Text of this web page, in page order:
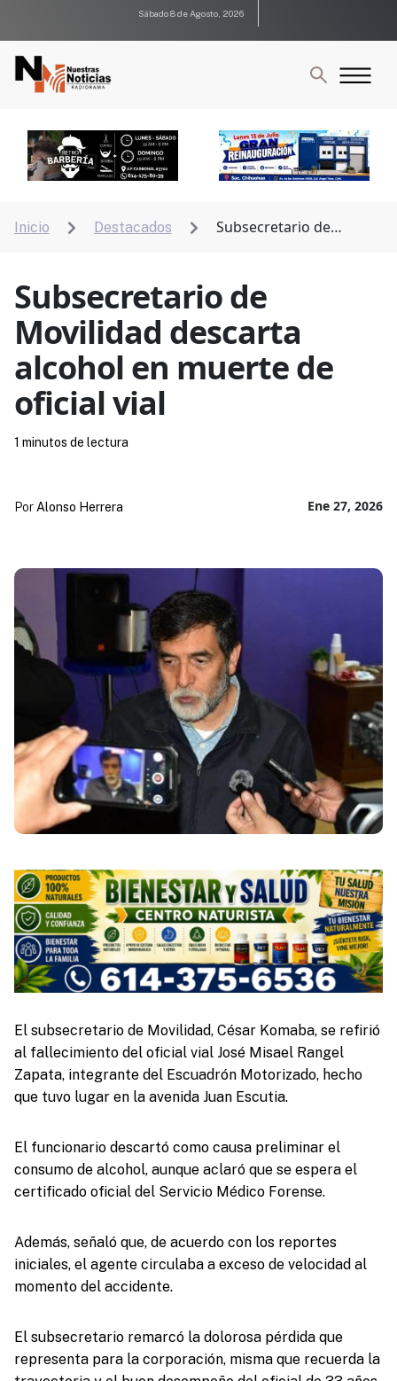
Sábado 8 de Agosto, 2026
Inicio  Destacados 
Subsecretario de
Subsecretario de
Movilidad descarta
alcohol en muerte de
oficial vial
Ene 27, 2026
Por Alonso Herrera
1 minutos de lectura
El subsecretario de Movilidad, César Komaba, se refirió
al fallecimiento del oficial vial José Misael Rangel
Zapata, integrante del Escuadrón Motorizado, hecho
que tuvo lugar en la avenida Juan Escutia.
El funcionario descartó como causa preliminar el
consumo de alcohol, aunque aclaró que se espera el
certificado oficial del Servicio Médico Forense.
Además, señaló que, de acuerdo con los reportes
iniciales, el agente circulaba a exceso de velocidad al
momento del accidente.
El subsecretario remarcó la dolorosa pérdida que
representa para la corporación, misma que recuerda la